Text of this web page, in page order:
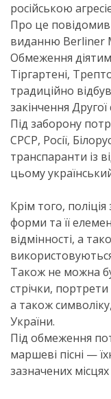
російською
Про це повідомив
виданню Berliner
Обмеження
Тіргартені,
традиційно
закінчення Другої
Під заборону
СРСР, Росії,
транспаранти із
цьому
Крім того,
форми та її
відмінності, а
використовуються
Також не можна
стрічки, портрети
а також
України.
Під обмеження
маршеві пісні —
зазначених